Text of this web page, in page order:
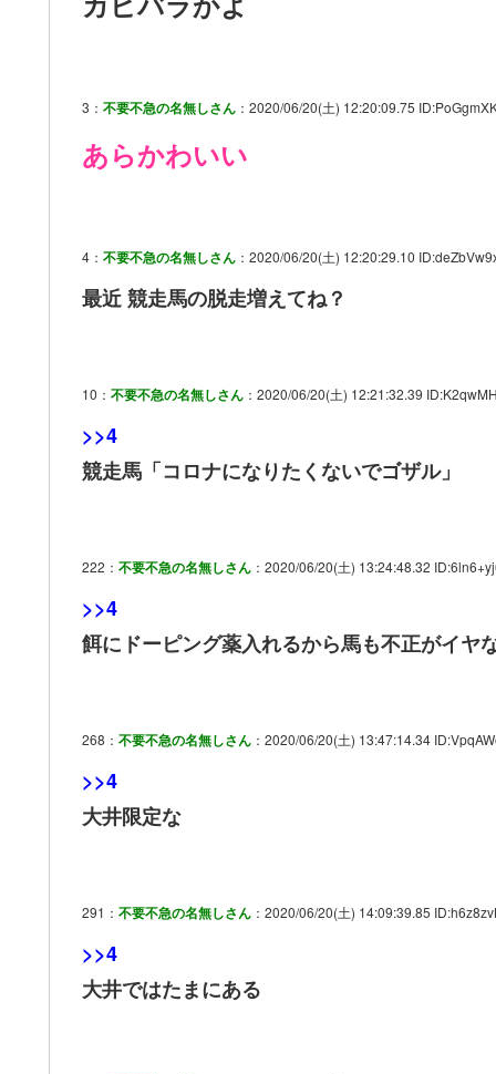
3： 不要不急の名無しさん ：2020/06/20(土) 12:20:09.75
あらかわいい
4： 不要不急の名無しさん ：2020/06/20(土) 12:20:29.10
最近 競走馬の脱走増えてね？
10： 不要不急の名無しさん ：2020/06/20(土) 12:21:32.39
>>4
競走馬「コロナになりたくないでゴザル」
222： 不要不急の名無しさん ：2020/06/20(土) 13:24:48.32
>>4
餌にドーピング薬入れるから馬も不正がイヤ
268： 不要不急の名無しさん ：2020/06/20(土) 13:47:14.34
>>4
大井限定な
291： 不要不急の名無しさん ：2020/06/20(土) 14:09:39.85
>>4
大井ではたまにある